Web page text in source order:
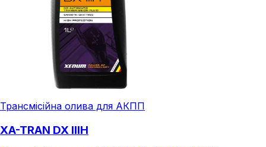
Трансмісійна олива для АКПП
XA-TRAN DX IIIH